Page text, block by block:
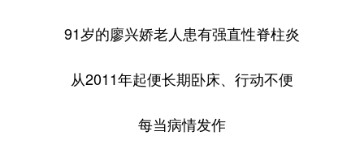
91岁的廖兴娇老人患有强直性脊柱炎
从2011年起便长期卧床、行动不便
每当病情发作